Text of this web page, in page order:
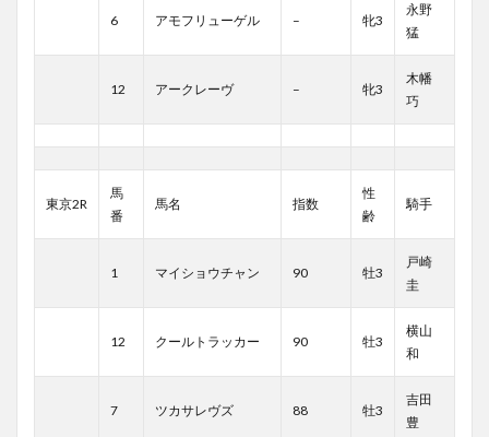
6 アモフリューゲル – 牝3
永野
猛
12 アークレーヴ – 牝3
木幡
巧
東京2R
馬
番
馬名 指数
性
齢
騎手
1 マイショウチャン 90 牡3
戸崎
圭
12 クールトラッカー 90 牡3
横山
和
7 ツカサレヴズ 88 牡3
吉田
豊